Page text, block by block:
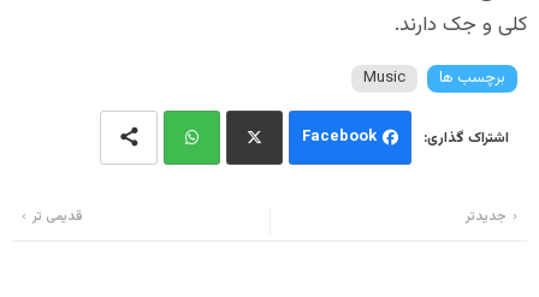
کلی و جک دارند.
برچسب ها Music
Facebook
جدیدتر قدیمی تر